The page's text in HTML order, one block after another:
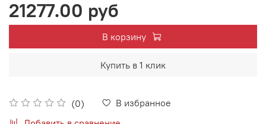
(0)
В избранное
21277.00 руб
В корзину
Купить в 1 клик